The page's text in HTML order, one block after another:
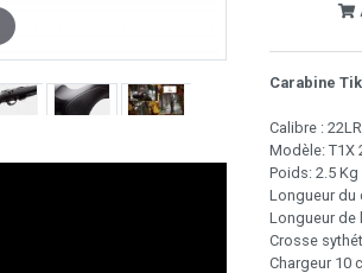
Carabine
Calibre :
Modèle: T1X
Poids: 2.5 Kg
Longueur du
Longueur de
Crosse
Chargeur 10